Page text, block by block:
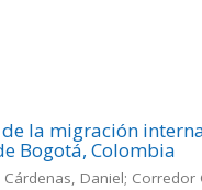
de la migración
Bogotá, Colombia
Cárdenas, Daniel;